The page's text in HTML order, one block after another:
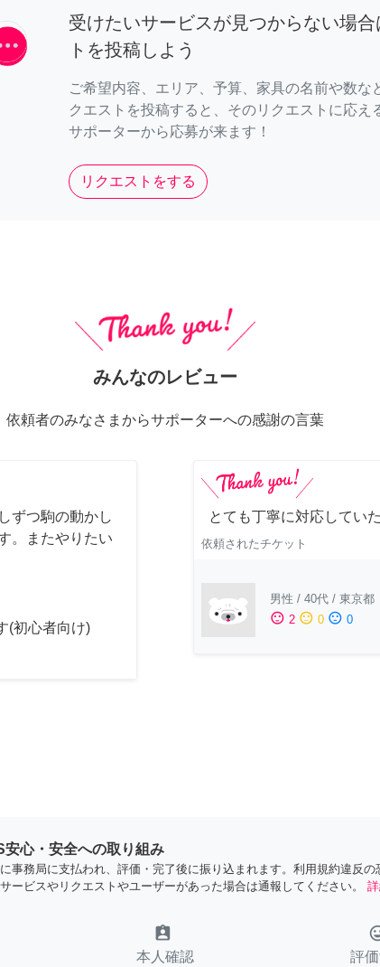
受けたいサービスが見つからない場合
トを投稿しよう
ご希望内容、エリア、予算、家具の名前や数な
クエストを投稿すると、そのリクエストに応え
サポーターから応募が来ます！
リクエストをする
みんなのレビュー
依頼者のみなさまからサポーターへの感謝の言葉
ずつ駒の動かし
。またやりたい
(初心者向け)
とても丁寧に対応してい
依頼されたチケット
男性 / 40代 / 東京都
sentiment_satisfied 2 sentiment_neutral 0 sentiment_dissatisfied 0
安心・安全への取り組み
事務局に支払われ、評価・完了後に振り込まれます。利用規約違反の
ービスやリクエストやユーザーがあった場合は通報してください。
assignment_ind
本人確認 評